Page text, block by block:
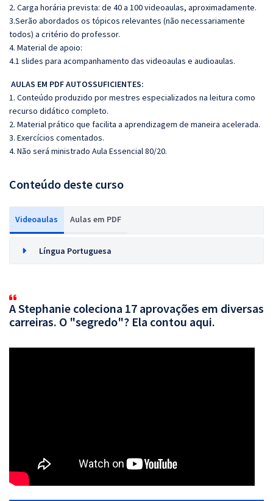
2. Carga horária prevista: de 40 a 100 videoaulas, aproximadamente.
3.Serão abordados os tópicos relevantes (não necessariamente
todos) a critério do professor.
4. Material de apoio:
4.1 slides para acompanhamento das videoaulas e audioaulas.
AULAS EM PDF AUTOSSUFICIENTES:
1. Conteúdo produzido por mestres especializados na leitura como
recurso didático completo.
2. Material prático que facilita a aprendizagem de maneira acelerada.
3. Exercícios comentados.
4. Não será ministrado Aula Essencial 80/20.
Conteúdo deste curso
Videoaulas Aulas em PDF
Língua Portuguesa
A Stephanie coleciona 17 aprovações em diversas
carreiras. O "segredo"? Ela contou aqui.